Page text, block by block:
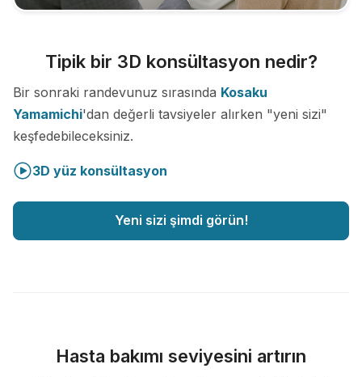
Tipik bir 3D konsültasyon nedir?
Bir sonraki randevunuz sırasında Kosaku
Yamamichi'dan değerli tavsiyeler alırken "yeni sizi"
keşfedebileceksiniz.
3D yüz konsültasyon
Yeni sizi şimdi görün!
Hasta bakımı seviyesini artırın